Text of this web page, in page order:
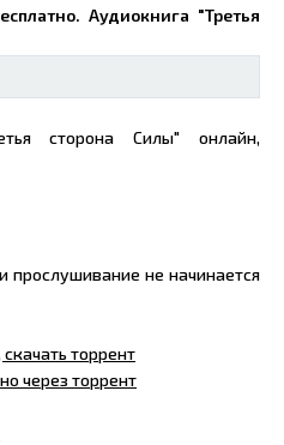
Аудиокнига "Третья
сторона Силы" онлайн,
прослушивание не начинается
торрент
через торрент